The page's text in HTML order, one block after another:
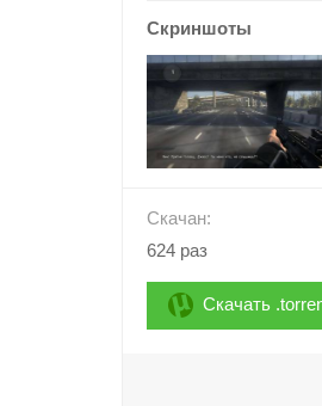
Скриншоты
Скачан:
624 раз
Скачать